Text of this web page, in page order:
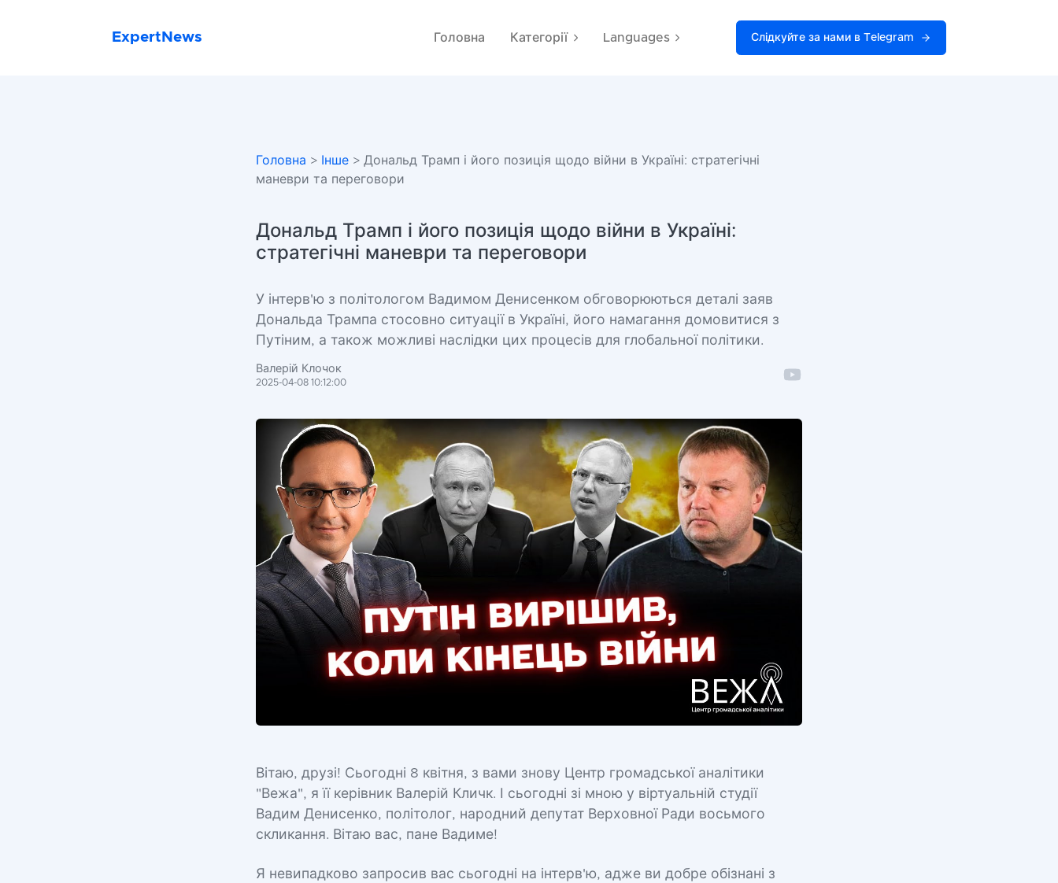
ExpertNews Головна Категорії Languages Слідкуйте за нами в Telegram
Головна > Інше > Дональд Трамп і його позиція щодо війни в Україні: стратегічні
маневри та переговори
Дональд Трамп і його позиція щодо війни в Україні:
стратегічні маневри та переговори
У інтерв'ю з політологом Вадимом Денисенком обговорюються деталі заяв
Дональда Трампа стосовно ситуації в Україні, його намагання домовитися з
Путіним, а також можливі наслідки цих процесів для глобальної політики.
Валерій Клочок
2025-04-08 10:12:00
Вітаю, друзі! Сьогодні 8 квітня, з вами знову Центр громадської аналітики
"Вежа", я її керівник Валерій Кличк. І сьогодні зі мною у віртуальній студії
Вадим Денисенко, політолог, народний депутат Верховної Ради восьмого
скликання. Вітаю вас, пане Вадиме!
Я невипадково запросив вас сьогодні на інтерв'ю, адже ви добре обізнані з